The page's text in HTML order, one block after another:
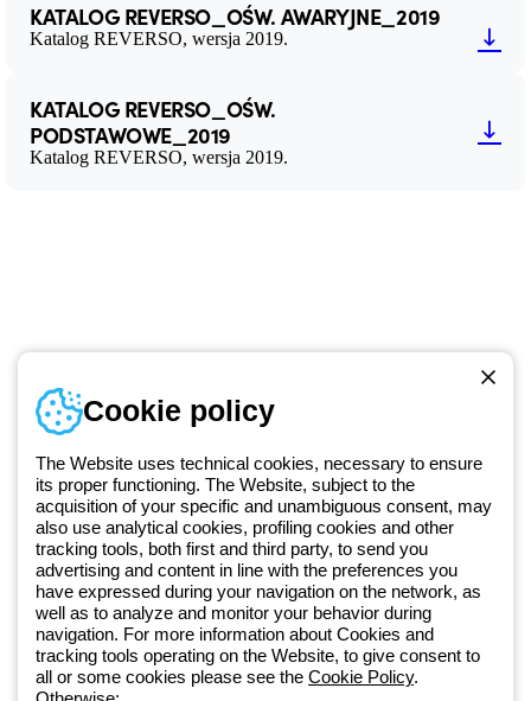
KATALOG REVERSO_OŚW. AWARYJNE_2019
Katalog REVERSO, wersja 2019.
KATALOG REVERSO_OŚW.
PODSTAWOWE_2019
Katalog REVERSO, wersja 2019.
Od 2025 roku firma Beghelli jest częścią Grupy GEWISS, działając w
ramach ekosystemu GEWISS LightZone, w którym tworzymy
zintegrowane rozwiązania oświetleniowe, przekształcające
złożoność w prostotę oraz wspierające profesjonalistów i
użytkowników w realizacji ich potrzeb.Dowiedz się więcej o GEWISS
Numer telefonu
Od poniedziałku do piątku w godzinach 8:00 do 16:00
+48 32 422 55 79
Cookie policy
The Website uses technical cookies, necessary to ensure
its proper functioning. The Website, subject to the
acquisition of your specific and unambiguous consent, may
also use analytical cookies, profiling cookies and other
tracking tools, both first and third party, to send you
advertising and content in line with the preferences you
have expressed during your navigation on the network, as
well as to analyze and monitor your behavior during
navigation. For more information about Cookies and
tracking tools operating on the Website, to give consent to
all or some cookies please see the Cookie Policy.